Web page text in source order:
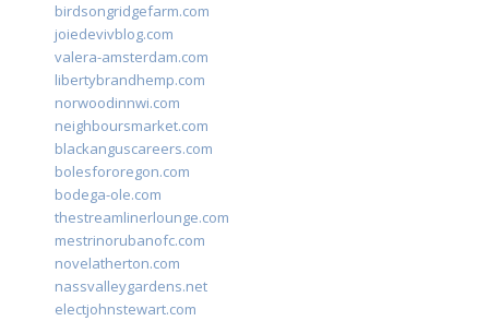
birdsongridgefarm.com
joiedevivblog.com
valera-amsterdam.com
libertybrandhemp.com
norwoodinnwi.com
neighboursmarket.com
blackanguscareers.com
bolesfororegon.com
bodega-ole.com
thestreamlinerlounge.com
mestrinorubanofc.com
novelatherton.com
nassvalleygardens.net
electjohnstewart.com